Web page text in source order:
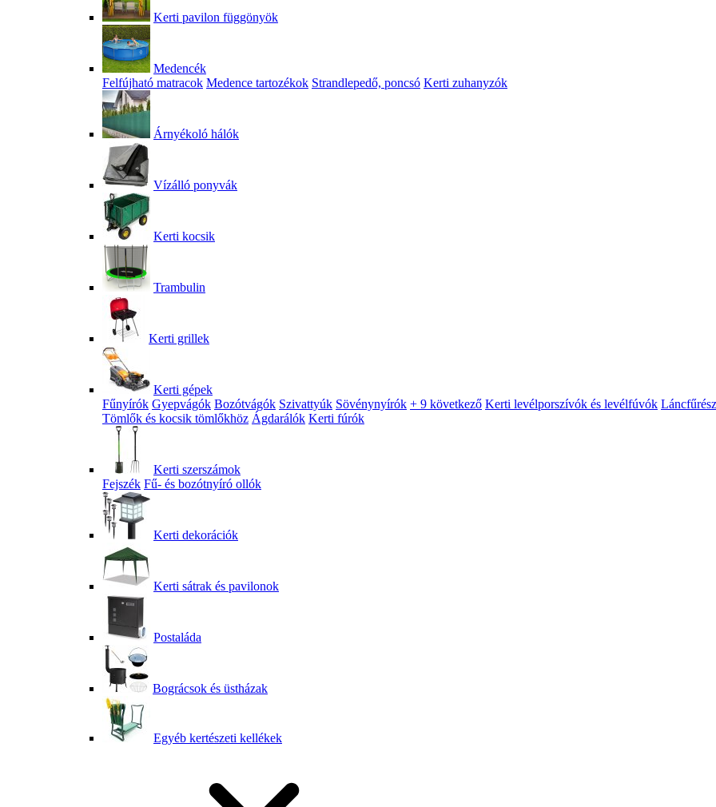
Kerti pavilon függönyök
Medencék
Felfújható matracok Medence tartozékok Strandlepedő, poncsó Kerti zuhanyzók
Árnyékoló hálók
Vízálló ponyvák
Kerti kocsik
Trambulin
Kerti grillek
Kerti gépek
Fűnyírók Gyepvágók Bozótvágók Szivattyúk Sövénynyírók + 9 következő Kerti levélporszívók és levélfúvók
Tömlők és kocsik tömlőkhöz Ágdarálók Kerti fúrók
Kerti szerszámok
Fejszék Fű- és bozótnyíró ollók
Kerti dekorációk
Kerti sátrak és pavilonok
Postaláda
Bográcsok és üstházak
Egyéb kertészeti kellékek